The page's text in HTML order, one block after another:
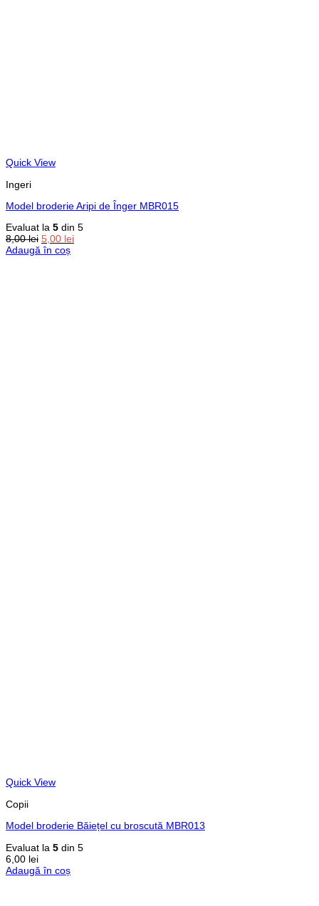
Quick View
Ingeri
Model broderie Aripi de Înger MBR015
Evaluat la 5 din 5
8,00lei Prețul
inițial
5,00 leiPrețul
Adaugă în coș
Quick View
Copii
Model broderie Băiețel cu broscută MBR013
Evaluat la 5 din 5
6,00 lei
Adaugă în coș